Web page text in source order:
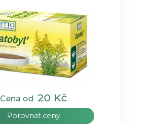
Cena od 20 Kč
Porovnat ceny